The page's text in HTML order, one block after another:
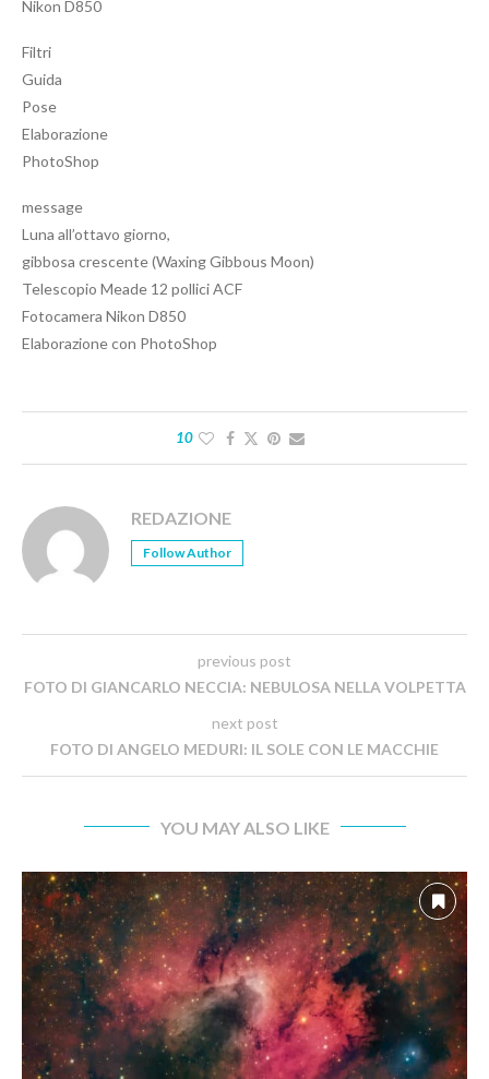
Nikon D850
Filtri
Guida
Pose
Elaborazione
PhotoShop
message
Luna all’ottavo giorno,
gibbosa crescente (Waxing Gibbous Moon)
Telescopio Meade 12 pollici ACF
Fotocamera Nikon D850
Elaborazione con PhotoShop
10
REDAZIONE
Follow Author
previous post
FOTO DI GIANCARLO NECCIA: NEBULOSA NELLA VOLPETTA
next post
FOTO DI ANGELO MEDURI: IL SOLE CON LE MACCHIE
YOU MAY ALSO LIKE